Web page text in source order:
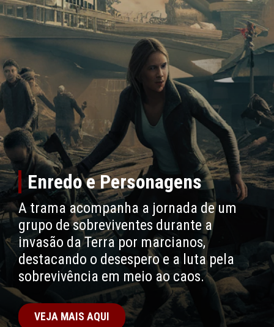
Enredo e Personagens
A trama acompanha a jornada de um
grupo de sobreviventes durante a
invasão da Terra por marcianos,
destacando o desespero e a luta pela
sobrevivência em meio ao caos.
VEJA MAIS AQUI